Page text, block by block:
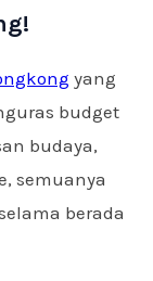
yang
budget
budaya,
semuanya
berada